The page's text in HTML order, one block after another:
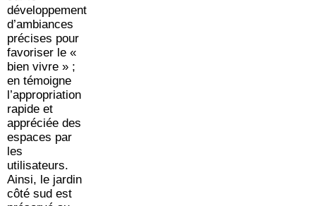
développement
d’ambiances
précises pour
favoriser le «
bien vivre » ;
en témoigne
l’appropriation
rapide et
appréciée des
espaces par
les
utilisateurs.
Ainsi, le jardin
côté sud est